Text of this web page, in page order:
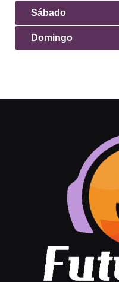
Sábado
Domingo